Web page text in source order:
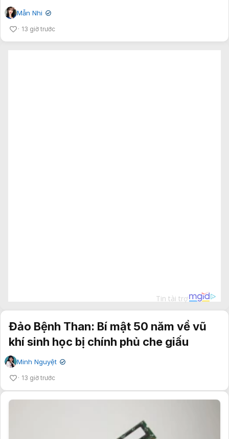
Mẫn Nhi ✔
13 giờ trước
Đảo Bệnh Than: Bí mật 50 năm về vũ
khí sinh học bị chính phủ che giấu
Minh Nguyệt ✔
13 giờ trước